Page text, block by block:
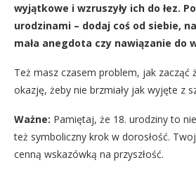
wyjątkowe i wzruszyły ich do łez.
urodzinami – dodaj coś od siebie,
mała anegdota czy nawiązanie do
Też masz czasem problem, jak zacząć
okazję, żeby nie brzmiały jak wyjęte z
Ważne: Pamiętaj, że 18. urodziny to
też symboliczny krok w dorosłość.
cenną wskazówką na przyszłość.